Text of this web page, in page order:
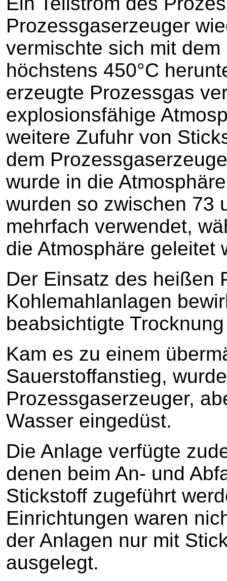
Prozessgaserzeuger
vermischte sich mit
höchstens 450°C
erzeugte Prozessgas
explosionsfähige
weitere Zufuhr von
dem
wurde in die
wurden so zwischen 73
mehrfach verwendet,
die Atmosphäre geleitet
Der Einsatz des heißen
Kohlemahlanlagen
beabsichtigte
Kam es zu einem
Sauerstoffanstieg,
Prozessgaserzeuger,
Wasser eingedüst.
Die Anlage verfügte
denen beim An- und
Stickstoff zugeführt
Einrichtungen waren
der Anlagen nur mit
ausgelegt.